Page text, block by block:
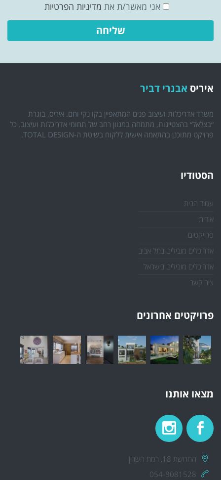
אני מאשר/ת את מדיניות הפרטיות
איריס אבנרי דביר
משרד אדריכלות ועיצוב פנים המתאפיין בקו נקי וחם. איריס, בוגרת
״בצלאל״ בהצטיינות, מתמחה במגוון רחב של תחומי אדריכלות ועיצוב. כל
פרויקט מתוכנן בהתאמה אישית ללקוח בשיטת ה-TOTAL DESIGN.
הסטודיו
עמוד הבית
אודות
פרויקטים
אדריכלים מובילים בתל אביב
אדריכלים מובילים בישראל
צור קשר
פרויקטים אחרונים
מצאו אותנו
החרושת 18, רמת השרון
054-8081528